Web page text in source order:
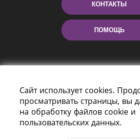
КОНТАКТЫ
ПОМОЩЬ
Пр-т Независимости 116
Сайт использует cookies.
просматривать страницы, вы
на обработку файлов cookie и
пользовательских данных.